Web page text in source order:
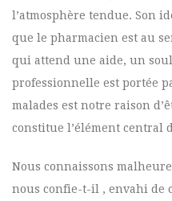
l’atmosphère tendue. Son
que le pharmacien est au
qui attend une aide, un
professionnelle est portée
malades est notre raison
constitue l’élément central
Nous connaissons
nous confie-t-il , envahi de